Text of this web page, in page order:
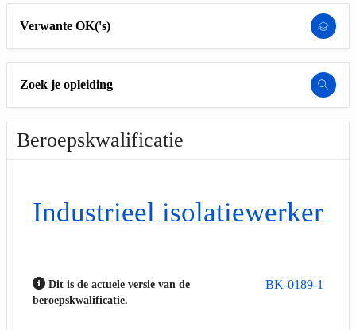
Verwante OK('s)
Zoek je opleiding
Beroepskwalificatie
Industrieel isolatiewerker
BK-0189-1
Dit is de actuele versie van de
beroepskwalificatie.